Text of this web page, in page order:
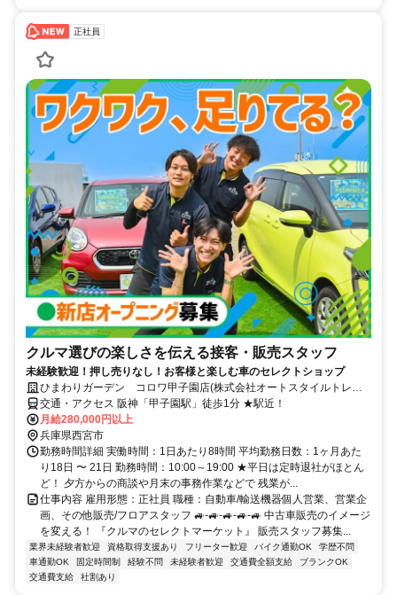
正社員
クルマ選びの楽しさを伝える接客・販売スタッフ
未経験歓迎！押し売りなし！お客様と楽しむ車のセレクトショップ
ひまわりガーデン コロワ甲子園店(株式会社オートスタイルトレー
ディング)
交通・アクセス 阪神「甲子園駅」徒歩1分 ★駅近！
月給280,000円以上
兵庫県西宮市
勤務時間詳細 実働時間：1日あたり8時間 平均勤務日数：1ヶ月あた
り18日 〜 21日 勤務時間：10:00～19:00 ★平日は定時退社がほとん
ど！ 夕方からの商談や月末の事務作業などで 残業が...
仕事内容 雇用形態：正社員 職種：自動車/輸送機器個人営業、営業企
画、その他販売/フロアスタッフ 🚙-🚙-🚙-🚙-🚙 中古車販売のイメージ
を変える！ 『クルマのセレクトマーケット』 販売スタッフ募集...
業界未経験者歓迎 資格取得支援あり フリーター歓迎 バイク通勤OK
学歴不問
車通勤OK
固定時間制 経験不問 未経験者歓迎 交通費全額支給
ブランクOK
交通費支給
社割あり